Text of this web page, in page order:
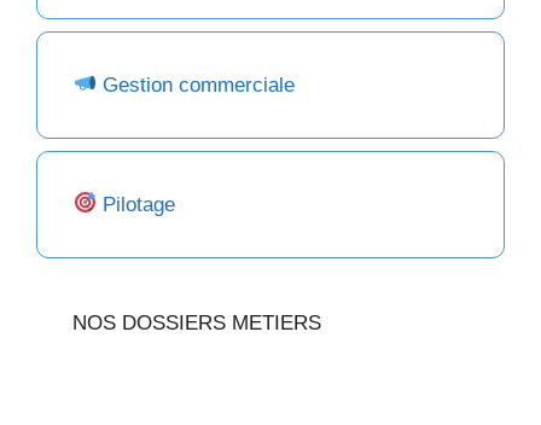
Gestion commerciale
Pilotage
NOS DOSSIERS METIERS